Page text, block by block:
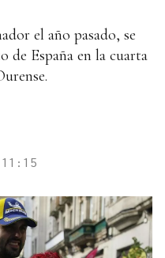
el año pasado, se
de España en la cuarta